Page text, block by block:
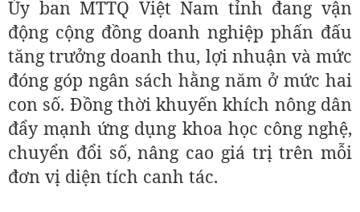
Ủy ban MTTQ Việt Nam tỉnh đang vận
động cộng đồng doanh nghiệp phấn đấu
tăng trưởng doanh thu, lợi nhuận và mức
đóng góp ngân sách hằng năm ở mức hai
con số. Đồng thời khuyến khích nông dân
đẩy mạnh ứng dụng khoa học công nghệ,
chuyển đổi số, nâng cao giá trị trên mỗi
đơn vị diện tích canh tác.